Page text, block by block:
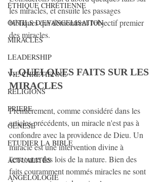
ÉTHIQUE CHRÉTIENNE
OUTILS D'EVANGELISATION
MIRACLES
LEADERSHIP
VIE CHRETIENNE
RELIGIONS
PRIERE
GENESE
ETUDIER LA BIBLE
ACTUALITÉS
ANGÉLOLOGIE
les miracles, et ensuite les passages
bibliques qui démontrent l'objectif premier
des miracles.
I. QUELQUES FAITS SUR LES
MIRACLES
Premièrement, comme considéré dans les
articles précédents, un miracle n'est pas à
confondre avec la providence de Dieu. Un
miracle est une intervention divine à
l'encontre des lois de la nature. Bien des
faits couramment nommés miracles ne sont